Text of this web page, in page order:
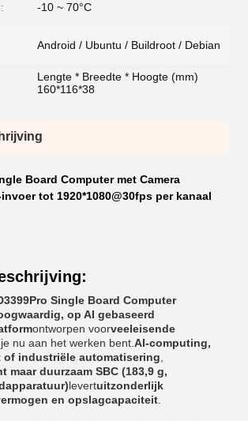
-10 ~ 70°C
Android / Ubuntu / Buildroot / Debian
Lengte * Breedte * Hoogte (mm)
160*116*38
Board Computer met Camera
tot 1920*1080@30fps per kanaal
Single Board Computer
op AI gebaseerd
ontworpen voorveeleisende
nu aan het werken bent. AI-computing,
of industriële automatisering
maar duurzaam SBC (183,9 g,
levertuitzonderlijk
en opslagcapaciteit